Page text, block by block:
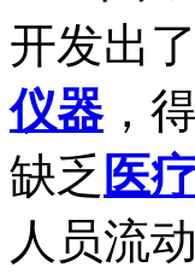
开发出
仪器，
缺乏 医疗
人员流